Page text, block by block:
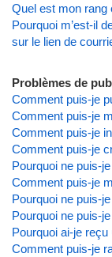
Quel est mon rang
Pourquoi m’est-il
sur le lien de
Problèmes de
Comment puis-je
Comment puis-je
Comment puis-je
Comment puis-je
Pourquoi ne puis-
Comment puis-je
Pourquoi ne puis-
Pourquoi ne puis-
Pourquoi ai-je
Comment puis-je